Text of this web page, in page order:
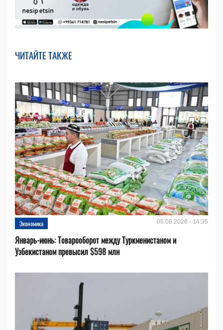
ЧИТАЙТЕ ТАКЖЕ
Экономика 05.08.2026 - 14:35
Январь-июнь: Товарооборот между Туркменистаном и
Узбекистаном превысил $598 млн